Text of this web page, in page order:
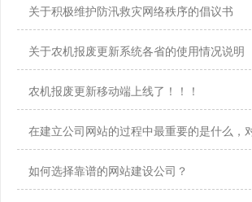
关于积极维护防汛救灾网络秩序的倡议书
关于农机报废更新系统各省的使用情况说明
农机报废更新移动端上线了！！！
在建立公司网站的过程中最重要的是什么，
如何选择靠谱的网站建设公司？